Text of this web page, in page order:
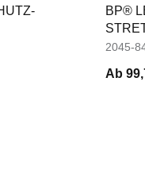
BP®
2045-
Ab